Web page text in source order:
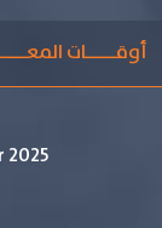
أوقـــــات
2025